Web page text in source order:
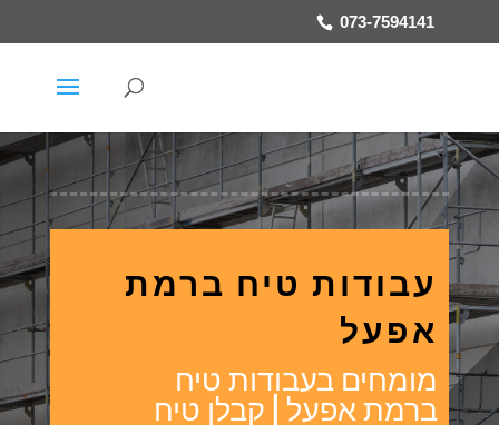
073-7594141
עבודות טיח ברמת
אפעל
מומחים בעבודות טיח
ברמת אפעל | קבלן טיח